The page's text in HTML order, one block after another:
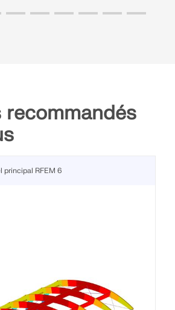
principal RFEM 6